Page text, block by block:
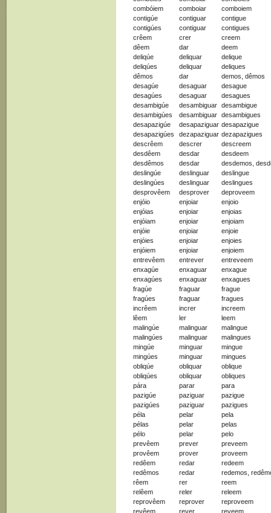
combóiem
comboiar
comboiem
contigúe
contiguar
contigue
contigúes
contiguar
contigues
crêem
crer
creem
dêem
dar
deem
deliqúe
deliquar
delique
deliqúes
deliquar
deliques
dêmos
dar
demos, dêmos
desagúe
desaguar
desague
desagúes
desaguar
desagues
desambigúe
desambiguar desambigue
desambigúes
desambiguar desambigues
desapazigúe
desapaziguar desapazigue
desapazigúes
dezapaziguar dezapazigues
descrêem
descrer
descreem
desdêem
desdar
desdeem
desdêmos
desdar
desdemos,
deslingúe
deslinguar
deslingue
deslingúes
deslinguar
deslingues
desprovêem
desprover
deproveem
enjóio
enjoiar
enjoio
enjóias
enjoiar
enjoias
enjóiam
enjoiar
enjoiam
enjóie
enjoiar
enjoie
enjóies
enjoiar
enjoies
enjóiem
enjoiar
enjoiem
entrevêem
entrever
entreveem
enxagúe
enxaguar
enxague
enxagúes
enxaguar
enxagues
fragúe
fraguar
frague
fragúes
fraguar
fragues
incrêem
increr
increem
lêem
ler
leem
malingúe
malinguar
malingue
malingúes
malinguar
malingues
mingúe
minguar
mingue
mingúes
minguar
mingues
obliqúe
obliquar
oblique
obliqúes
obliquar
obliques
pára
parar
para
pazigúe
paziguar
pazigue
pazigúes
paziguar
pazigues
péla
pelar
pela
pélas
pelar
pelas
pélo
pelar
pelo
prevêem
prever
preveem
provêem
prover
proveem
redêem
redar
redeem
redêmos
redar
redemos,
rêem
rer
reem
relêem
reler
releem
reprovêem
reprover
reproveem
revêem
rever reveem